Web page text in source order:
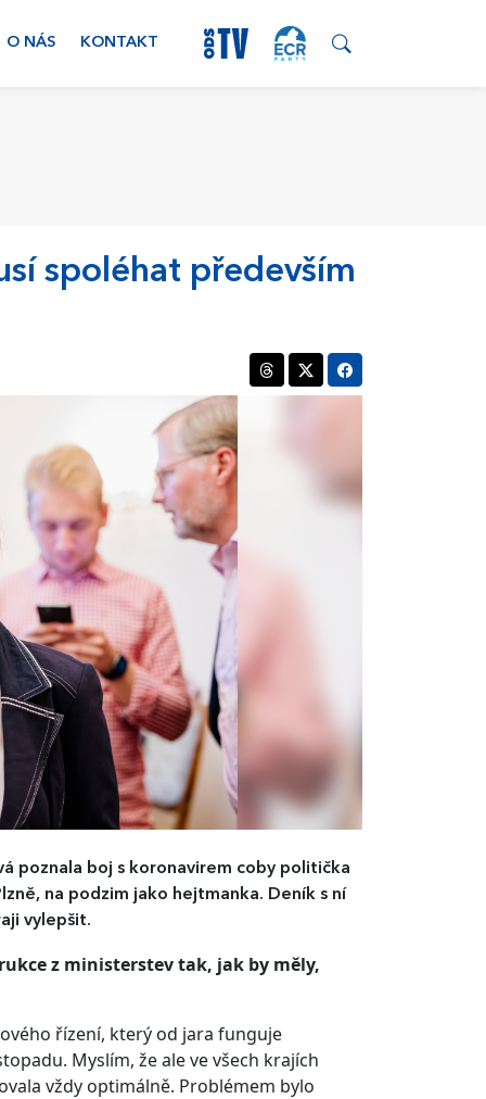
O NÁS KONTAKT
spoléhat především
poznala boj s koronavirem coby politička
na podzim jako hejtmanka. Deník s ní
vylepšit.
z ministerstev tak, jak by měly,
řízení, který od jara funguje
Myslím, že ale ve všech krajích
vždy optimálně. Problémem bylo